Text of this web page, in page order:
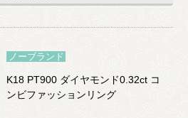
ノーブランド
K18 PT900 ダイヤモンド0.32ct コ
ンビファッションリング